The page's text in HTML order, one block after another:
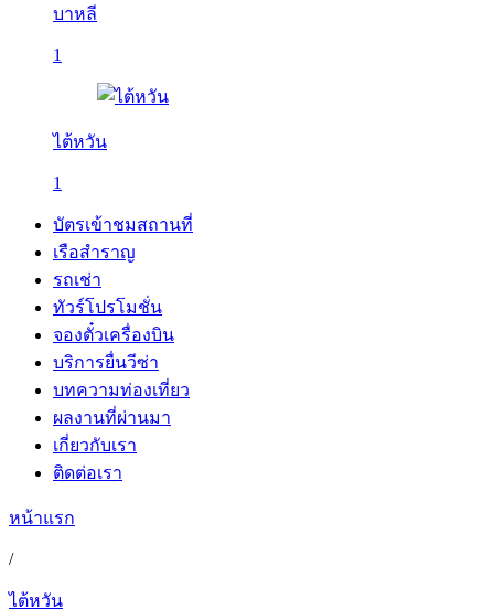
บาหลี
1
ไต้หวัน
1
บัตรเข้าชมสถานที่
เรือสำราญ
รถเช่า
ทัวร์โปรโมชั่น
จองตั๋วเครื่องบิน
บริการยื่นวีซ่า
บทความท่องเที่ยว
ผลงานที่ผ่านมา
เกี่ยวกับเรา
ติดต่อเรา
หน้าแรก
/
ไต้หวัน